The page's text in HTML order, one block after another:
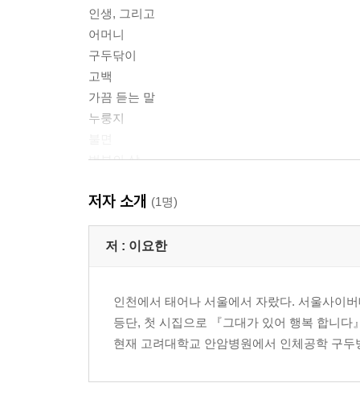
인생, 그리고
어머니
구두닦이
고백
가끔 듣는 말
누룽지
범부의 삶
병원에서
찔레꽃
머플러
어버이날
저자 소개 (1명)
저 : 이요한
인천에서 태어나 서울에서 자랐다. 서울사이
등단, 첫 시집으로 『그대가 있어 행복 합니다
현재 고려대학교 안암병원에서 인체공학 구두